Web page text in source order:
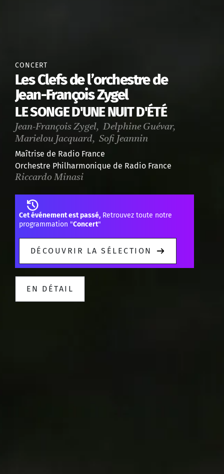
CONCERT
Les Clefs de l’orchestre de
Jean-François Zygel
LE SONGE D'UNE NUIT D'ÉTÉ
Jean-François Zygel, Delphine Guévar,
Marielou Jacquard, Sofi Jeannin
Maîtrise de Radio France
Orchestre Philharmonique de Radio France
Riccardo Minasi
Cet événement est passé, Retrouvez toute notre
programmation "Concert"
DÉCOUVRIR LA SÉLECTION
EN DÉTAIL